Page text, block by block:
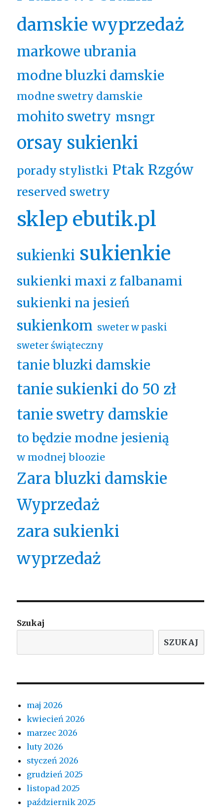
damskie wyprzedaż
markowe ubrania
modne bluzki damskie
modne swetry damskie
mohito swetry msngr
orsay sukienki
porady stylistki Ptak Rzgów
reserved swetry
sklep ebutik.pl
sukienki sukienkie
sukienki maxi z falbanami
sukienki na jesień
sukienkom sweter w paski
sweter świąteczny
tanie bluzki damskie
tanie sukienki do 50 zł
tanie swetry damskie
to będzie modne jesienią
w modnej bloozie
Zara bluzki damskie
Wyprzedaż
zara sukienki
wyprzedaż
Szukaj
SZUKAJ
maj 2026
kwiecień 2026
marzec 2026
luty 2026
styczeń 2026
grudzień 2025
listopad 2025
październik 2025